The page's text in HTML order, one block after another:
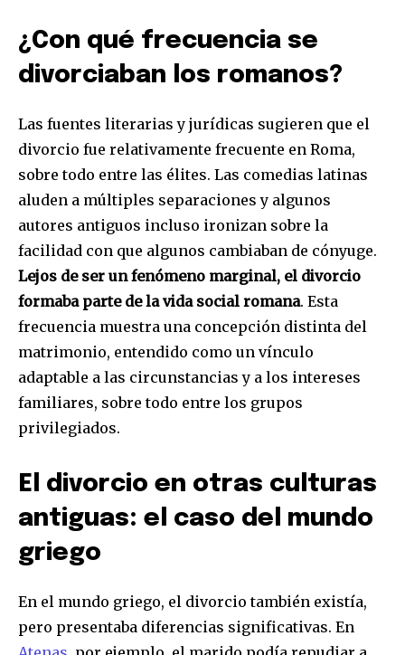
¿Con qué frecuencia se
divorciaban los romanos?
Las fuentes literarias y jurídicas sugieren que el
divorcio fue relativamente frecuente en Roma,
sobre todo entre las élites. Las comedias latinas
aluden a múltiples separaciones y algunos
autores antiguos incluso ironizan sobre la
facilidad con que algunos cambiaban de cónyuge.
Lejos de ser un fenómeno marginal, el divorcio
formaba parte de la vida social romana. Esta
frecuencia muestra una concepción distinta del
matrimonio, entendido como un vínculo
adaptable a las circunstancias y a los intereses
familiares, sobre todo entre los grupos
privilegiados.
El divorcio en otras culturas
antiguas: el caso del mundo
griego
En el mundo griego, el divorcio también existía,
pero presentaba diferencias significativas. En